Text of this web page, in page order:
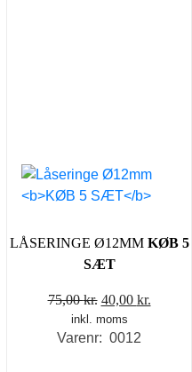
LÅSERINGE Ø12MM KØB 5
SÆT
75,00kr. Den
oprindelige
pris
40,00 kr.
inkl. moms
Varenr: 0012